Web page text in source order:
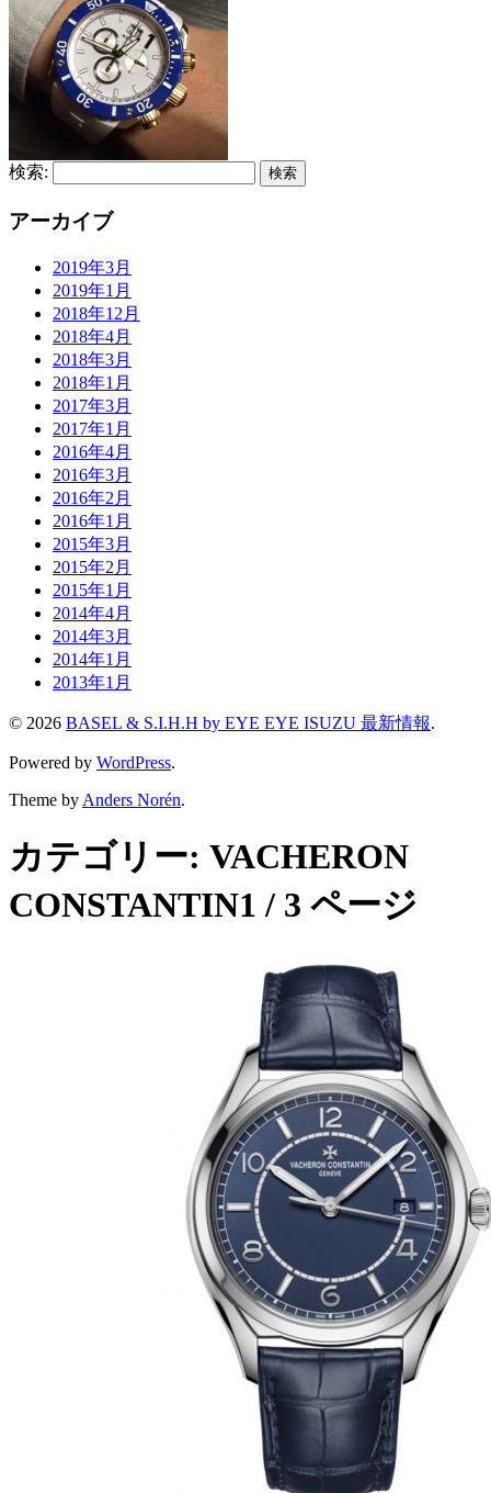
検索:
アーカイブ
2019年3月
2019年1月
2018年12月
2018年4月
2018年3月
2018年1月
2017年3月
2017年1月
2016年4月
2016年3月
2016年2月
2016年1月
2015年3月
2015年2月
2015年1月
2014年4月
2014年3月
2014年1月
2013年1月
© 2026 BASEL & S.I.H.H by EYE EYE ISUZU 最新情報.
Powered by WordPress.
Theme by Anders Norén.
カテゴリー: VACHERON
CONSTANTIN1 / 3 ページ